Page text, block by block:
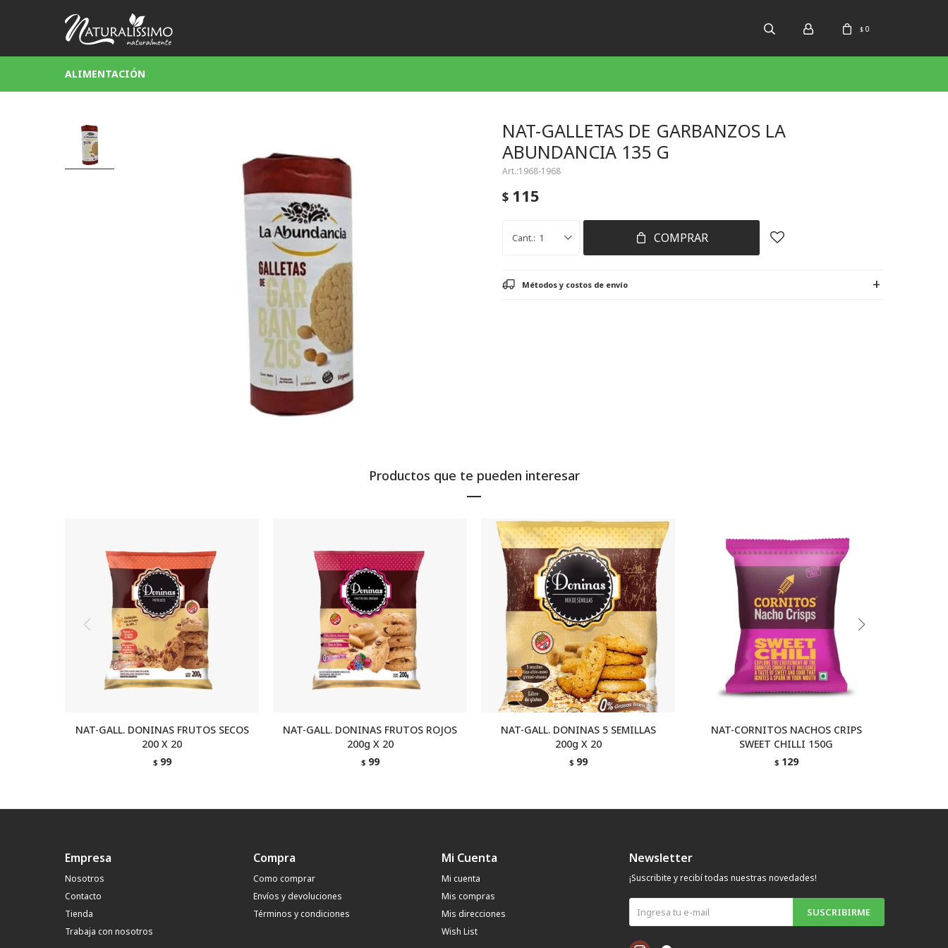
ALIMENTACIÓN
$ 0
NAT-GALLETAS DE GARBANZOS LA
ABUNDANCIA 135 G
1968-1968
$ 115
1 COMPRAR
Métodos y costos de envío
Productos que te pueden interesar
NAT-GALL. DONINAS FRUTOS SECOS
200 X 20
$ 99
NAT-GALL. DONINAS FRUTOS ROJOS
200g X 20
$ 99
NAT-GALL. DONINAS 5 SEMILLAS
200g X 20
$ 99
NAT-CORNITOS NACHOS CRIPS
SWEET CHILLI 150G
$ 129
Empresa
Nosotros
Contacto
Tienda
Trabaja con nosotros
Compra
Como comprar
Envíos y devoluciones
Términos y condiciones
Mi Cuenta
Mi cuenta
Mis compras
Mis direcciones
Wish List
Newsletter
¡Suscribite y recibí todas nuestras novedades!
SUSCRIBIRME